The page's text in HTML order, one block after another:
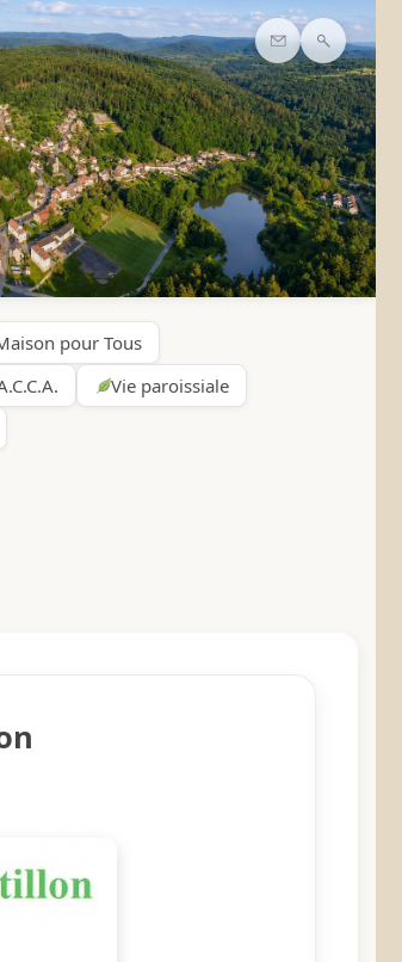
Contact
pour Tous
Vie paroissiale